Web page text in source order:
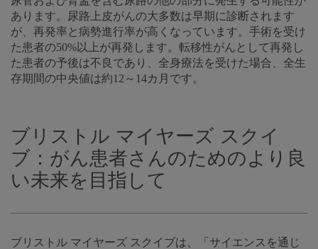
あります。尿路上皮がんの大多数は早期に診断されます
が、再発率と病勢進行率が高くなっています。手術を受け
た患者の50%以上が再発します。転移性がんとして再発し
た患者の予後は不良であり、全身療法を受けた場合、全生
存期間の中央値は約12～14カ月です。
ブリストル マイヤーズ スクイ
ブ：がん患者さんのためのより良
い未来を目指して
ブリストル マイヤーズ スクイブは、「サイエンスを通じ